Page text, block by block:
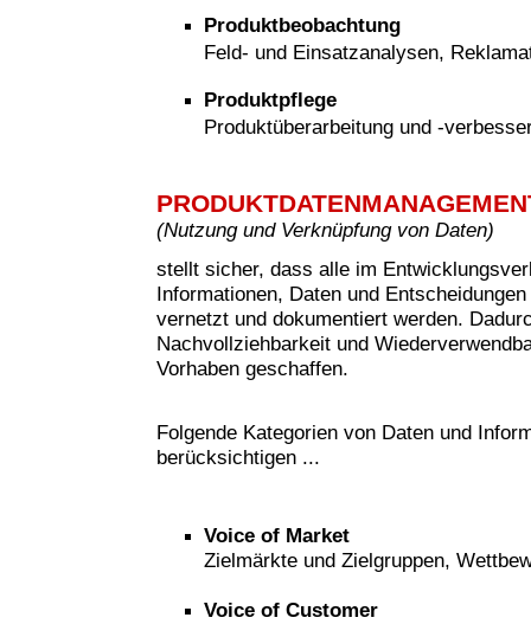
Produktbeobachtung
Feld- und Einsatzanalysen,
Produktpflege
Produktüberarbeitung und -
(Nutzung und Verknüpfung von Daten)
stellt sicher, dass alle im
Informationen, Daten und
vernetzt und dokumentiert werden.
Nachvollziehbarkeit und
Vorhaben geschaffen.
Folgende Kategorien von Daten und
berücksichtigen ...
Voice of Market
Zielmärkte und Zielgruppen,
Voice of Customer